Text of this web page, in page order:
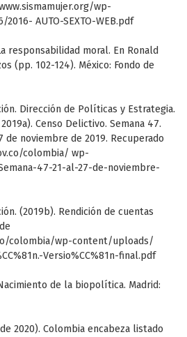
wp-
AUTO-SEXTO-WEB.pdf
responsabilidad moral. En Ronald
(pp. 102-124). México: Fondo de
Dirección de Políticas y Estrategia.
Censo Delictivo. Semana 47.
de noviembre de 2019. Recuperado
colombia/ wp-
47-21-al-27-de-noviembre-
(2019b). Rendición de cuentas
colombia/wp-content/uploads/
Versio%CC%81n-final.pdf
de la biopolítica. Madrid:
2020). Colombia encabeza listado